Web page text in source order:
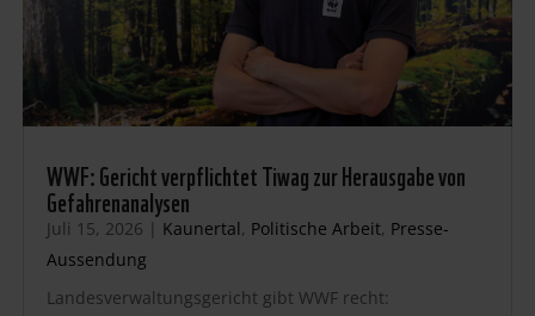
WWF: Gericht verpflichtet Tiwag zur Herausgabe von
Gefahrenanalysen
Juli 15, 2026 | Kaunertal, Politische Arbeit, Presse-
Aussendung
Landesverwaltungsgericht gibt WWF recht: